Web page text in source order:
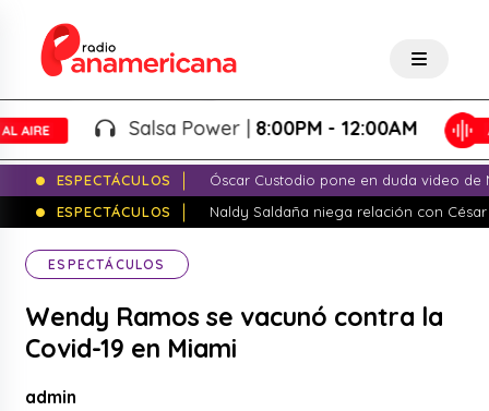
Salsa Power |8:00PM - 12:00AM
ESPECTÁCULOS
Óscar Custodio pone en duda video de
ESPECTÁCULOS
Naldy Saldaña niega relación con
ESPECTÁCULOS
Wendy Ramos se vacunó contra la
Covid-19 en Miami
admin